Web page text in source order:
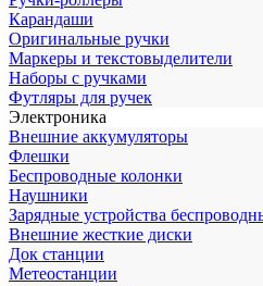
Карандаши
Оригинальные ручки
Маркеры и текстовыделители
Наборы с ручками
Футляры для ручек
Электроника
Внешние аккумуляторы
Флешки
Беспроводные колонки
Наушники
Зарядные устройства
Внешние жесткие диски
Док станции
Метеостанции